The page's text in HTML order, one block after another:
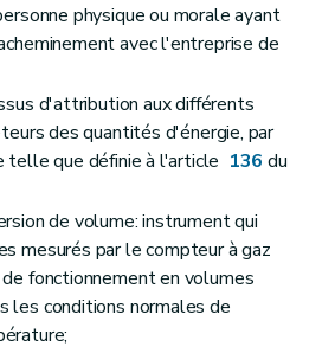
raccordement au réseau de distribution
Introduction d'une demande de raccordement
Demande d'étude d'orientation et avant-projet de raccordement
physique ou morale ayant
avec l'entreprise de
d'attribution aux différents
des quantités d'énergie, par
telle que définie à l'article 136 du
de volume: instrument qui
mesurés par le compteur à gaz
fonctionnement en volumes
les conditions normales de